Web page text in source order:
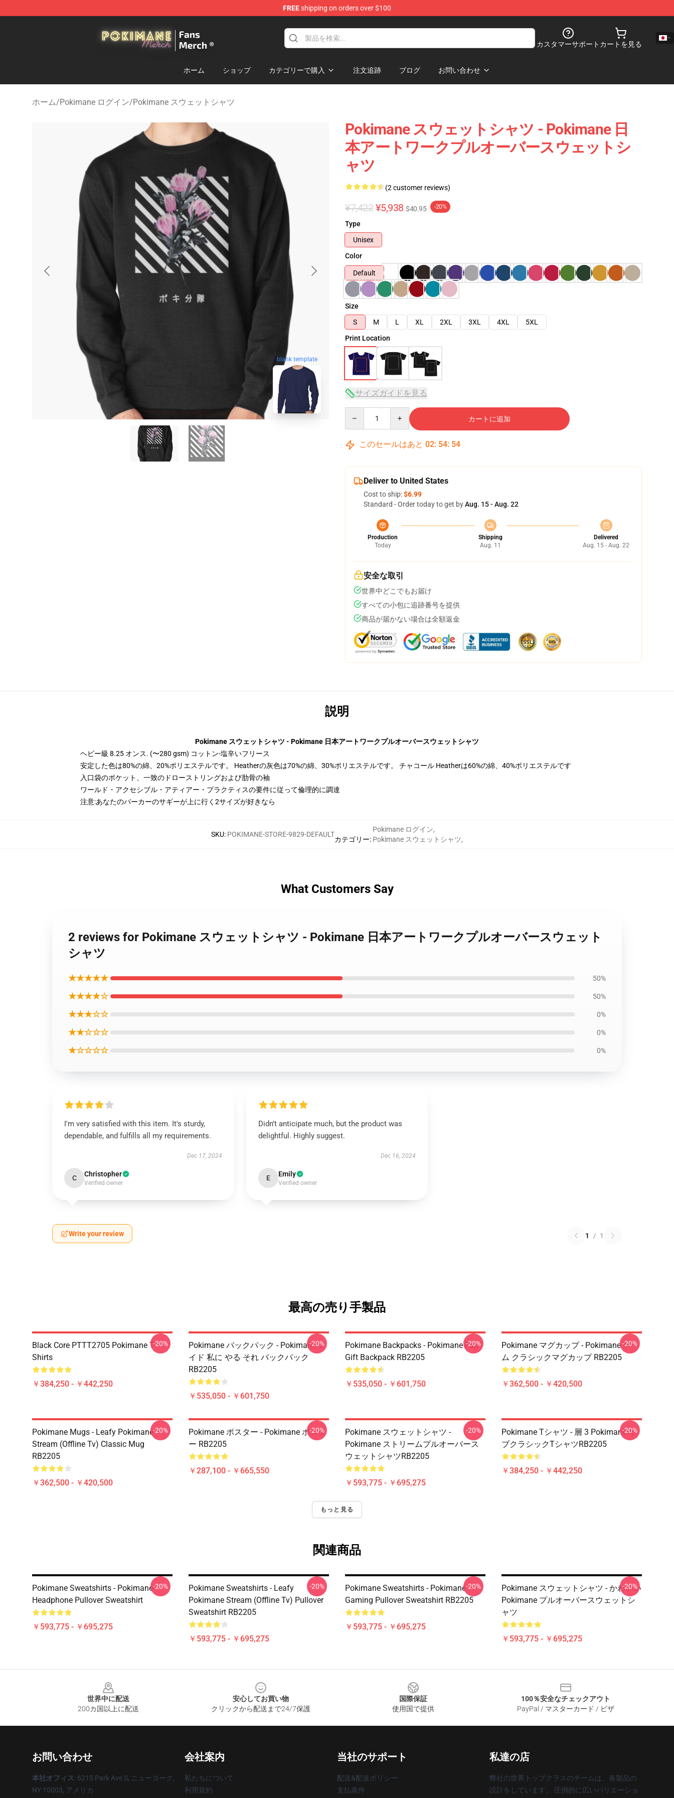
FREEshipping on orders over $100
カスタマーサポート カートを見る
ホーム ショップ カテゴリーで購入 注文追跡 ブログ お問い合わせ
ホーム/Pokimane ログイン/Pokimane スウェットシャツ
blank template
Pokimane スウェットシャツ - Pokimane 日
本アートワークプルオーバースウェットシ
ャツ
(2 customer reviews)
¥7,422 ¥5,938 $40.95 -20%
Type
Unisex
Color
Default
Size
S
M L XL 2XL 3XL 4XL
5XL
Print Location
サイズガイドを見る
カートに追加
このセールはあと 02: 54: 53
Deliver to United States
Cost to ship:$6.99
Standard - Order today to get byAug. 15 - Aug. 22
Production
Today
Shipping
Aug. 11
Delivered
Aug. 15 - Aug. 22
安全な取引
世界中どこでもお届け
すべての小包に追跡番号を提供
商品が届かない場合は全額返金
説明
Pokimane スウェットシャツ - Pokimane 日本アートワークプルオーバースウェットシャツ
ヘビー級 8.25 オンス. (〜280 gsm) コットン-塩辛いフリース
安定した色は80%の綿、20%ポリエステルです。 Heatherの灰色は70%の綿、30%ポリエステルです。 チャコール Heatherは60%の綿、40%ポリエステルです
入口袋のポケット、一致のドローストリングおよび肋骨の袖
ワールド・アクセシブル・アティアー・プラクティスの要件に従って倫理的に調達
注意:あなたのパーカーのサギーが上に行く2サイズが好きなら
SKU: POKIMANE-STORE-9829-DEFAULT
カテゴリー:
Pokimane ログイン,
Pokimane スウェットシャツ,
What Customers Say
2 reviews for Pokimane スウェットシャツ - Pokimane 日本アートワークプルオーバースウェット
シャツ
★★★★★ 50%
★★★★☆ 50%
★★★☆☆ 0%
★★☆☆☆ 0%
★☆☆☆☆ 0%
I'm very satisfied with this item. It's sturdy,
dependable, and fulfills all my requirements.
Dec 17, 2024
C Christopher
Verified owner
Didn’t anticipate much, but the product was
delightful. Highly suggest.
Dec 16, 2024
E Emily
Verified owner
Write your review 1 / 1
最高の売り手製品
Black Core PTTT2705 Pokimane T-
Shirts
￥384,250 - ￥442,250
-20%
Pokimane バックパック - Pokimane メ
イド 私に やる それ バックパック
RB2205
￥535,050 - ￥601,750
-20%
Pokimane Backpacks - Pokimane Fan
Gift Backpack RB2205
￥535,050 - ￥601,750
-20%
Pokimane マグカップ - Pokimane ゲー
ム クラシックマグカップ RB2205
￥362,500 - ￥420,500
-20%
Pokimane Mugs - Leafy Pokimane
Stream (Offline Tv) Classic Mug
RB2205
￥362,500 - ￥420,500
-20%
Pokimane ポスター - Pokimane ポスタ
ー RB2205
￥287,100 - ￥665,550
-20%
Pokimane スウェットシャツ -
Pokimane ストリームプルオーバース
ウェットシャツRB2205
￥593,775 - ￥695,275
-20%
Pokimane Tシャツ - 層 3 Pokimane サ
ブクラシックTシャツRB2205
￥384,250 - ￥442,250
-20%
もっと見る
関連商品
Pokimane Sweatshirts - Pokimane
Headphone Pullover Sweatshirt
￥593,775 - ￥695,275
-20%
Pokimane Sweatshirts - Leafy
Pokimane Stream (Offline Tv) Pullover
Sweatshirt RB2205
￥593,775 - ￥695,275
-20%
Pokimane Sweatshirts - Pokimane
Gaming Pullover Sweatshirt RB2205
￥593,775 - ￥695,275
-20%
Pokimane スウェットシャツ - かわいい
Pokimane プルオーバースウェットシ
ャツ
￥593,775 - ￥695,275
-20%
世界中に配送
200カ国以上に配送
安心してお買い物
クリックから配送まで24/7保護
国際保証
使用国で提供
100％安全なチェックアウト
PayPal / マスターカード / ビザ
お問い合わせ
本社オフィス: 6215 Park Ave S, ニューヨーク,
NY 10003, アメリカ
会社案内
私たちについて
利用規約
当社のサポート
配送&配送ポリシー
支払条件
私達の店
弊社の世界トップクラスのチームは、各製品の
設計をしています。 圧倒的に広いバリエーショ